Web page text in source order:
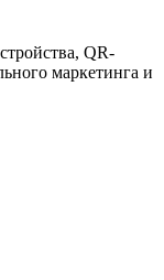
QR-
маркетинга и